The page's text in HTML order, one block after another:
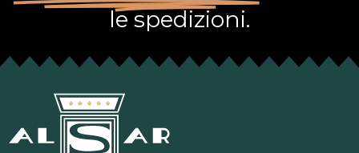
le spedizioni.